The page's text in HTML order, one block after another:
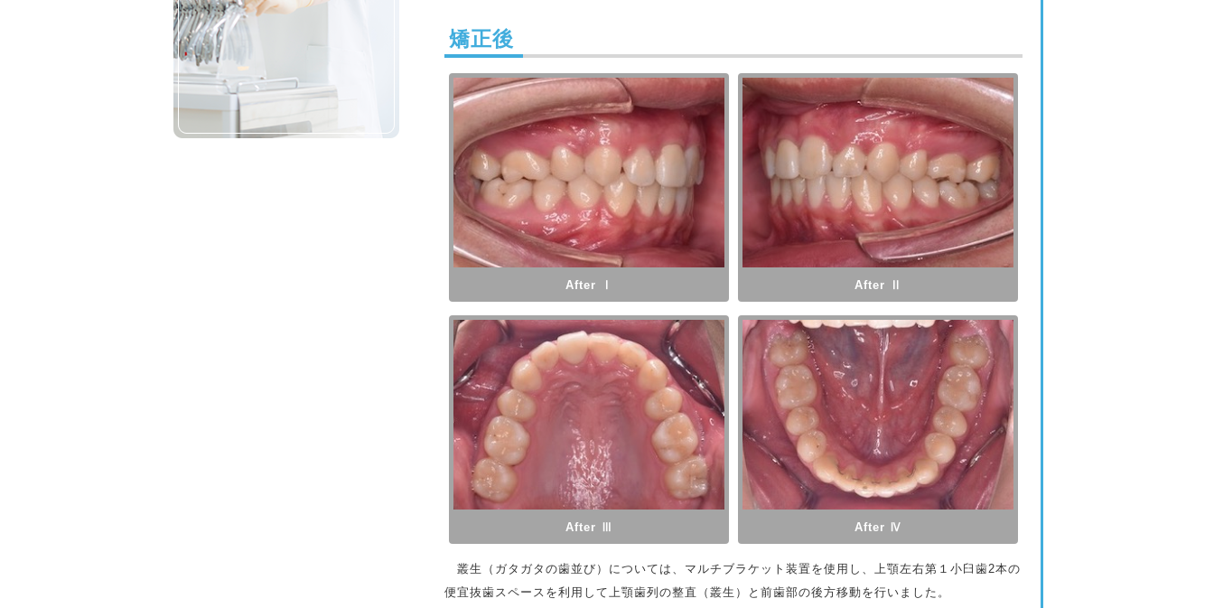
矯正後
After Ⅰ After Ⅱ
After Ⅲ After Ⅳ
叢生（ガタガタの歯並び）については、マルチブラケット装置を使用し、上顎左右第１小臼歯2本の
便宜抜歯スペースを利用して上顎歯列の整直（叢生）と前歯部の後方移動を行いました。